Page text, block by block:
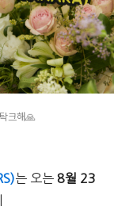
크해🙏
는 오는 8월 23